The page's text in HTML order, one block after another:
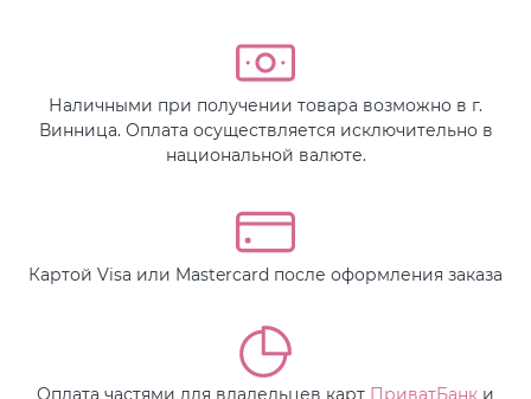
Наличными при получении товара возможно в г.
Винница. Оплата осуществляется исключительно в
национальной валюте.
Картой Visa или Mastercard после оформления заказа
Оплата частями для владельцев карт ПриватБанк и